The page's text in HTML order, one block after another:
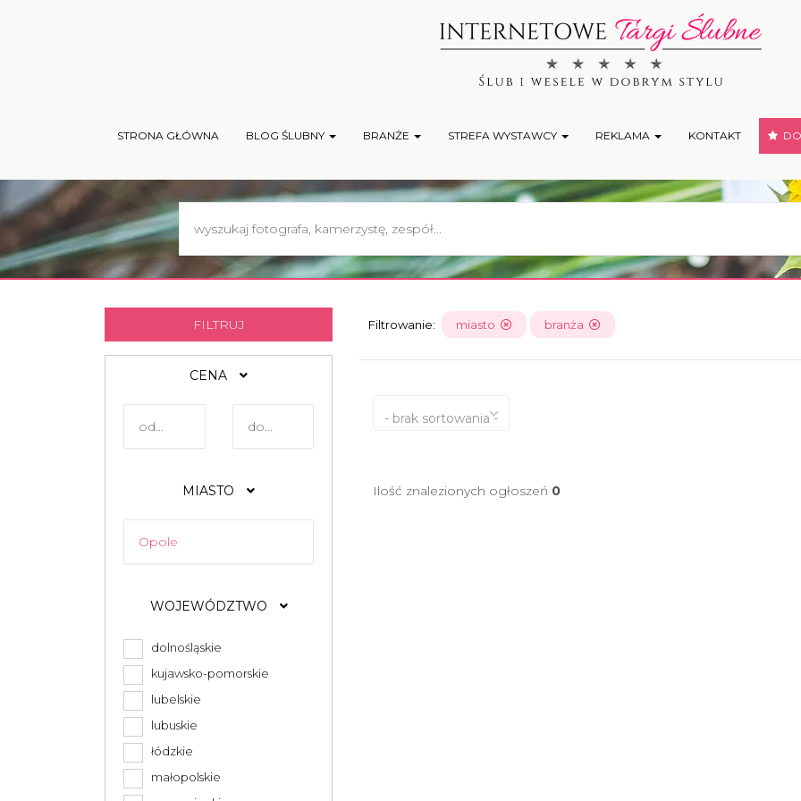
STRONA GŁÓWNA BLOG ŚLUBNY BRANŻE STREFA WYSTAWCY REKLAMA KONTAKT
FILTRUJ
CENA
MIASTO
WOJEWÓDZTWO
dolnośląskie
kujawsko-pomorskie
lubelskie
lubuskie
łódzkie
małopolskie
Filtrowanie: miasto branża
- brak sortowania -
Ilość znalezionych ogłoszeń 0